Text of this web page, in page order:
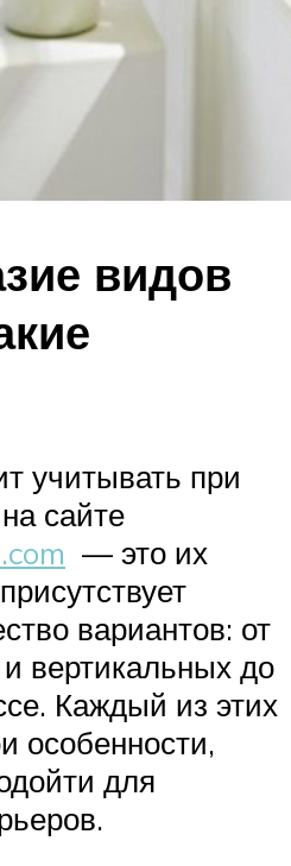
видов
учитывать при
сайте
— это их
вариантов: от
вертикальных до
Каждый из этих
особенности,
для